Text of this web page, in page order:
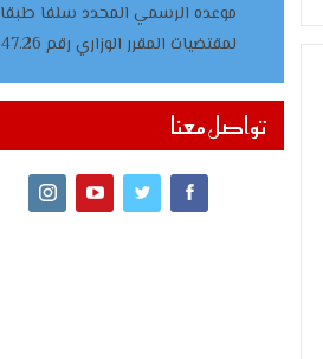
موعده الرسمي المحدد سلفا طبقا
لمقتضیات المقرر الوزاري رقم 047.26
تواصل معنا